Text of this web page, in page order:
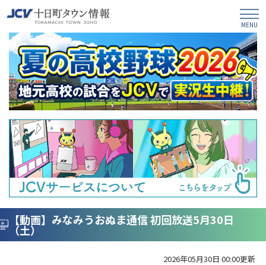
【動画】みなみうおぬま通信 初回放送5月30日
（土）
2026年05月30日 00:00更新